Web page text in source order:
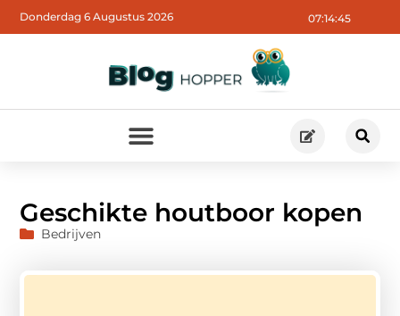
07:14:46
Donderdag 6 Augustus 2026
Geschikte houtboor kopen
Bedrijven